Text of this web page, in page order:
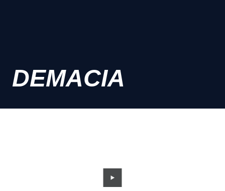
DEMACIA